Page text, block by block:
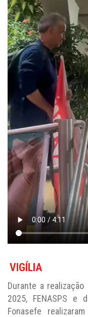
VIGÍLIA
Durante a realização
2025, FENASPS e
Fonasefe